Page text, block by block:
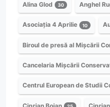
Alina Glod 30 Anghel
Asociația 4 Aprilie 10
Biroul de presă al Mișcării
Cancelaria Mișcării
Centrul European de Studii